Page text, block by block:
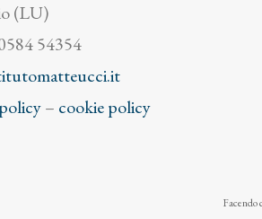
(LU)
54354
– cookie policy
Facendo